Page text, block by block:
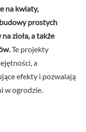
na kwiaty,
prostych
zioła, a także
Te projekty
a
efekty i pozwalają
w ogrodzie.